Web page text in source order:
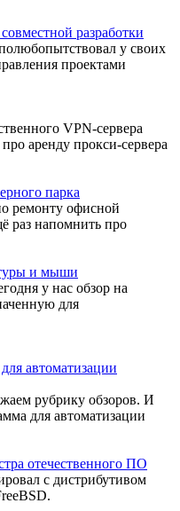
разработки
у своих
проектами
VPN-сервера
аренду прокси-сервера
парка
ремонту офисной
раз напомнить про
и мыши
у нас обзор на
для
автоматизации
рубрику обзоров. И
для автоматизации
отечественного ПО
с дистрибутивом